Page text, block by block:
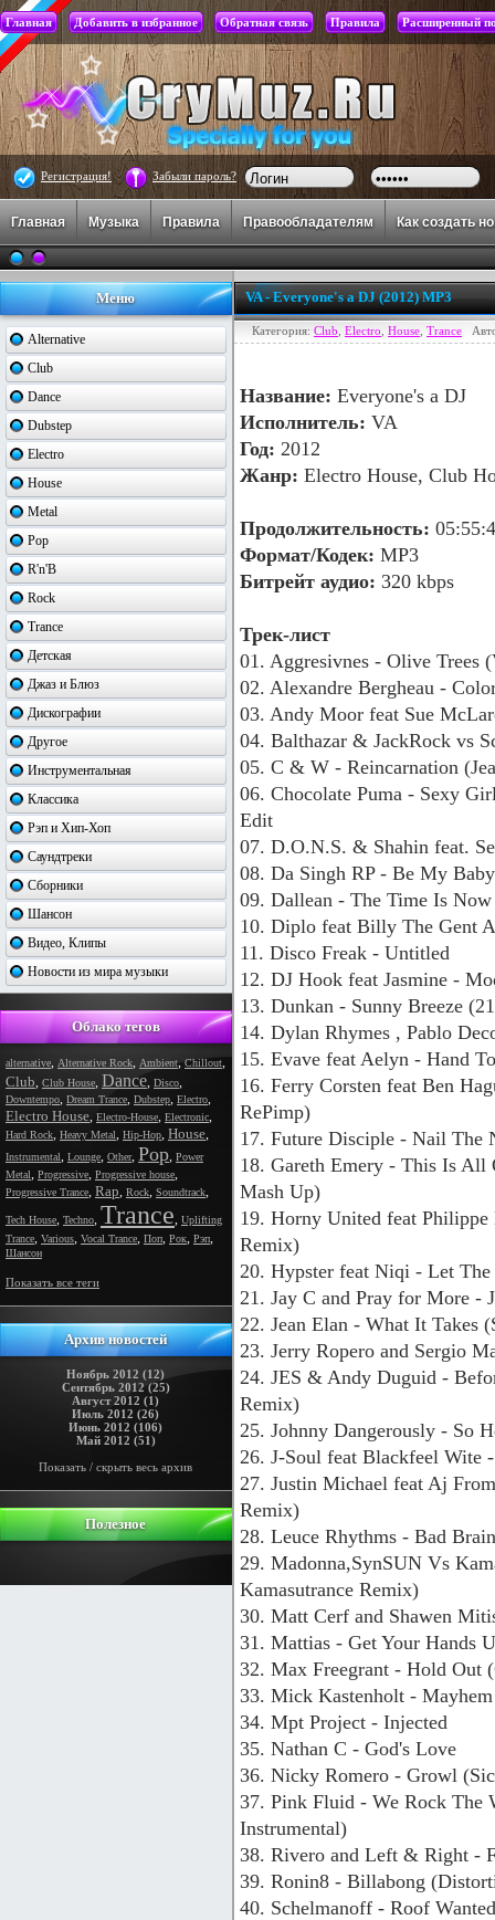
Главная Добавить в избранное Обратная связь Правила Расширенный
Регистрация! Забыли пароль?
Главная Музыка Правила Правообладателям Как создать
Меню
Alternative
Club
Dance
Dubstep
Electro
House
Metal
Pop
R'n'B
Rock
Trance
Детская
Джаз и Блюз
Дискографии
Другое
Инструментальная
Классика
Рэп и Хип-Хоп
Саундтреки
Сборники
Шансон
Видео, Клипы
Новости из мира музыки
Облако тегов
alternative, Alternative Rock, Ambient, Chillout,
Club, Club House, Dance, Disco,
Downtempo, Dream Trance, Dubstep, Electro,
Electro House, Electro-House, Electronic,
Hard Rock, Heavy Metal, Hip-Hop, House,
Instrumental, Lounge, Other, Pop, Power
Metal, Progressive, Progressive house,
Progressive Trance, Rap, Rock, Soundtrack,
Tech House, Techno, Trance, Uplifting
Trance, Various, Vocal Trance, Поп, Рок, Рэп,
Шансон
Показать все теги
Архив новостей
Ноябрь 2012 (12)
Сентябрь 2012 (25)
Август 2012 (1)
Июль 2012 (26)
Июнь 2012 (106)
Май 2012 (51)
Показать / скрыть весь архив
Полезное
VA - Everyone's a DJ (2012) MP3
Категория: Club Electro House Trance
Название: Everyone's a DJ
Исполнитель: VA
Год: 2012
Жанр: Electro House, Club
Продолжительность:
Формат/Кодек: MP3
Битрейт аудио: 320 kbps
Трек-лист
01. Aggresivnes - Olive
02. Alexandre Bergheau -
03. Andy Moor feat Sue
04. Balthazar & JackRock vs
05. C & W - Reincarnation
06. Chocolate Puma - Sexy
Edit
07. D.O.N.S. & Shahin feat.
08. Da Singh RP - Be My
09. Dallean - The Time Is
10. Diplo feat Billy The Gent
11. Disco Freak - Untitled
12. DJ Hook feat Jasmine -
13. Dunkan - Sunny Breeze
14. Dylan Rhymes , Pablo
15. Evave feat Aelyn - Hand
16. Ferry Corsten feat Ben
RePimp)
17. Future Disciple - Nail The
18. Gareth Emery - This Is All
Mash Up)
19. Horny United feat
Remix)
20. Hypster feat Niqi - Let
21. Jay C and Pray for More -
22. Jean Elan - What It Takes
23. Jerry Ropero and Sergio
24. JES & Andy Duguid -
Remix)
25. Johnny Dangerously - So
26. J-Soul feat Blackfeel Wite
27. Justin Michael feat Aj
Remix)
28. Leuce Rhythms - Bad
29. Madonna,SynSUN Vs
Kamasutrance Remix)
30. Matt Cerf and Shawen
31. Mattias - Get Your Hands
32. Max Freegrant - Hold
33. Mick Kastenholt -
34. Mpt Project - Injected
35. Nathan C - God's Love
36. Nicky Romero - Growl
37. Pink Fluid - We Rock The
Instrumental)
38. Rivero and Left & Right -
39. Ronin8 - Billabong
40. Schelmanoff - Roof